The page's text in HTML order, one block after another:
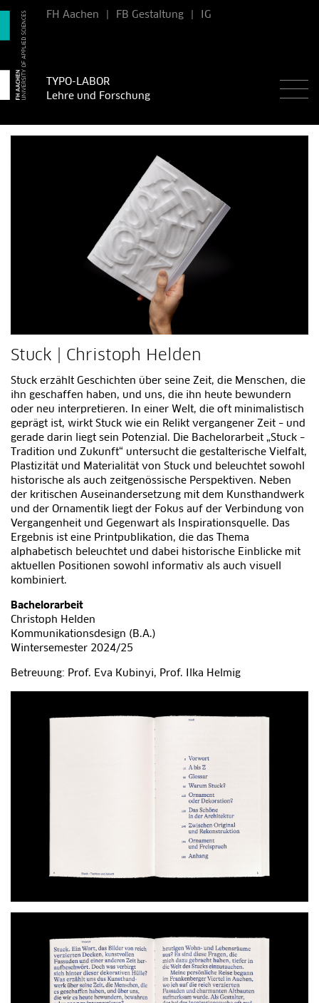
FH Aachen FB Gestaltung IG
TYPO-LABOR
Lehre und Forschung
Stuck | Christoph Helden
Stuck erzählt Geschichten über seine Zeit, die Menschen, die
ihn geschaffen haben, und uns, die ihn heute bewundern
oder neu interpretieren. In einer Welt, die oft minimalistisch
geprägt ist, wirkt Stuck wie ein Relikt vergangener Zeit – und
gerade darin liegt sein Potenzial. Die Bachelorarbeit „Stuck –
Tradition und Zukunft“ untersucht die gestalterische Vielfalt,
Plastizität und Materialität von Stuck und beleuchtet sowohl
historische als auch zeitgenössische Perspektiven. Neben
der kritischen Auseinandersetzung mit dem Kunsthandwerk
und der Ornamentik liegt der Fokus auf der Verbindung von
Vergangenheit und Gegenwart als Inspirationsquelle. Das
Ergebnis ist eine Printpublikation, die das Thema
alphabetisch beleuchtet und dabei historische Einblicke mit
aktuellen Positionen sowohl informativ als auch visuell
kombiniert.
Bachelorarbeit
Christoph Helden
Kommunikationsdesign (B.A.)
Wintersemester 2024/25
Betreuung: Prof. Eva Kubinyi, Prof. Ilka Helmig